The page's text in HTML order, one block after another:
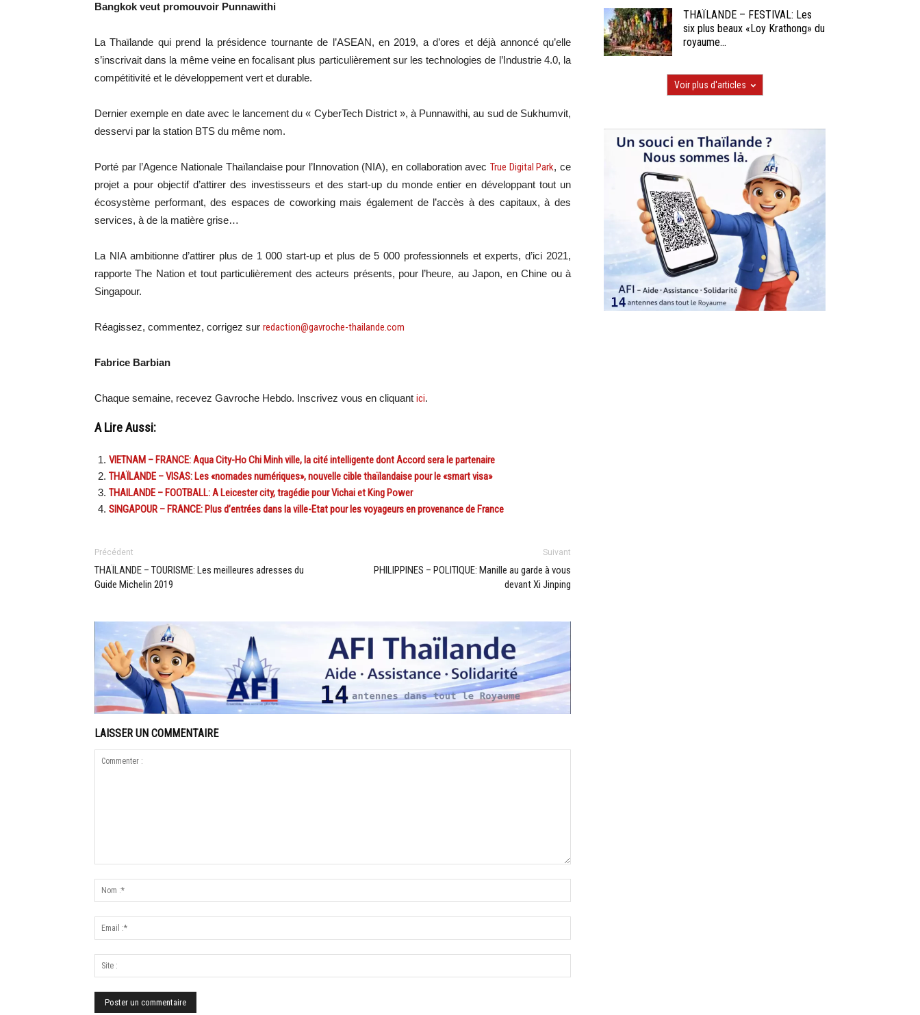
Bangkok veut promouvoir Punnawithi
La Thaïlande qui prend la présidence tournante de l’ASEAN, en 2019, a d’ores et déjà annoncé qu’elle
s’inscrivait dans la même veine en focalisant plus particulièrement sur les technologies de l’Industrie 4.0, la
compétitivité et le développement vert et durable.
Dernier exemple en date avec le lancement du « CyberTech District », à Punnawithi, au sud de Sukhumvit,
desservi par la station BTS du même nom.
Porté par l’Agence Nationale Thaïlandaise pour l’Innovation (NIA), en collaboration avecTrue Digital Park, ce
projet a pour objectif d’attirer des investisseurs et des start-up du monde entier en développant tout un
écosystème performant, des espaces de coworking mais également de l’accès à des capitaux, à des
services, à de la matière grise…
La NIA ambitionne d’attirer plus de 1 000 start-up et plus de 5 000 professionnels et experts, d’ici 2021,
rapporte The Nation et tout particulièrement des acteurs présents, pour l’heure, au Japon, en Chine ou à
Singapour.
Réagissez, commentez, corrigez sur redaction@gavroche-thailande.com
Fabrice Barbian
Chaque semaine, recevez Gavroche Hebdo. Inscrivez vous en cliquant ici.
A Lire Aussi:
VIETNAM – FRANCE: Aqua City-Ho Chi Minh ville, la cité intelligente dont Accord sera le partenaire
THAÏLANDE – VISAS: Les «nomades numériques», nouvelle cible thaïlandaise pour le «smart visa»
THAILANDE – FOOTBALL: A Leicester city, tragédie pour Vichai et King Power
SINGAPOUR – FRANCE: Plus d’entrées dans la ville-Etat pour les voyageurs en provenance de France
Précédent
THAÏLANDE – TOURISME: Les meilleures adresses du
Guide Michelin 2019
Suivant
PHILIPPINES – POLITIQUE: Manille au garde à vous
devant Xi Jinping
LAISSER UN COMMENTAIRE
THAÏLANDE – FESTIVAL: Les
six plus beaux «Loy Krathong» du
royaume...
Voir plus d'articles